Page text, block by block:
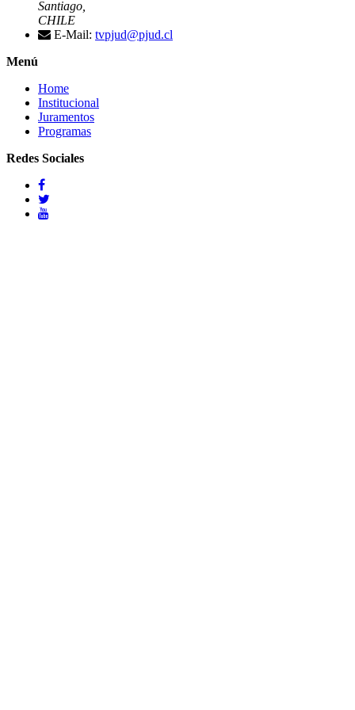
Santiago,
CHILE
E-Mail: tvpjud@pjud.cl
Menú
Home
Institucional
Juramentos
Programas
Redes Sociales